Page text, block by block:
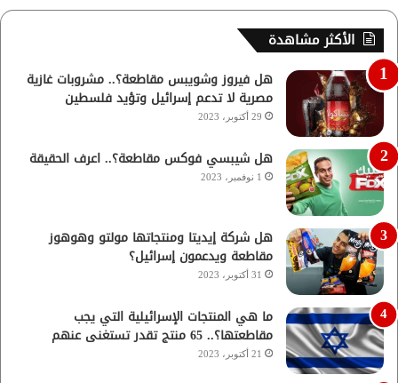
الأكثر مشاهدة
هل فيروز وشويبس مقاطعة؟.. مشروبات غازية
مصرية لا تدعم إسرائيل وتؤيد فلسطين
29 أكتوبر، 2023
هل شيبسي فوكس مقاطعة؟.. اعرف الحقيقة
1 نوفمبر، 2023
هل شركة إيديتا ومنتجاتها مولتو وهوهوز
مقاطعة ويدعمون إسرائيل؟
31 أكتوبر، 2023
ما هي المنتجات الإسرائيلية التي يجب
مقاطعتها؟.. 65 منتج تقدر تستغنى عنهم
21 أكتوبر، 2023